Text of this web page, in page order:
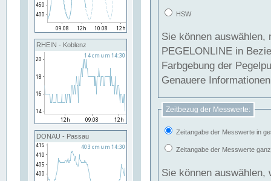
RHEIN - Koblenz
DONAU - Passau
HSW
Sie können
PEGELONLINE in Beziehung
Farbgebung der
Genauere
Zeitbezug der Messwerte:
Zeitangabe der Messwerte in
Zeitangabe der Messwerte
Sie können auswählen,